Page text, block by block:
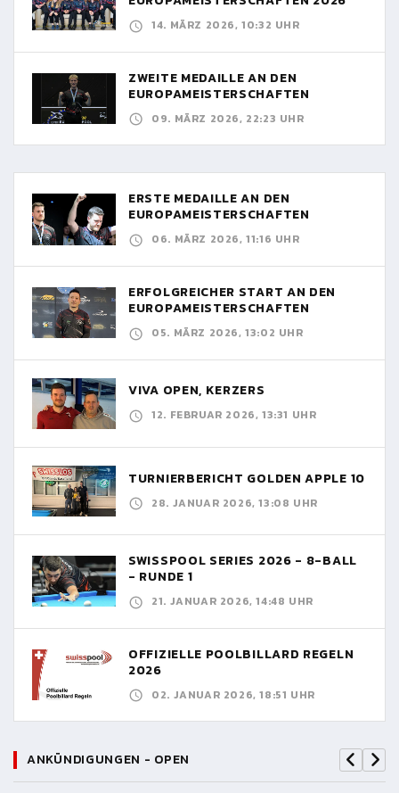
14. MÄRZ 2026, 10:32 UHR
ZWEITE MEDAILLE AN DEN
EUROPAMEISTERSCHAFTEN
09. MÄRZ 2026, 22:23 UHR
ERSTE MEDAILLE AN DEN
EUROPAMEISTERSCHAFTEN
06. MÄRZ 2026, 11:16 UHR
ERFOLGREICHER START AN DEN
EUROPAMEISTERSCHAFTEN
05. MÄRZ 2026, 13:02 UHR
VIVA OPEN, KERZERS
12. FEBRUAR 2026, 13:31 UHR
TURNIERBERICHT GOLDEN APPLE 10
28. JANUAR 2026, 13:08 UHR
SWISSPOOL SERIES 2026 - 8-BALL
- RUNDE 1
21. JANUAR 2026, 14:48 UHR
OFFIZIELLE POOLBILLARD REGELN
2026
02. JANUAR 2026, 18:51 UHR
ANKÜNDIGUNGEN - OPEN